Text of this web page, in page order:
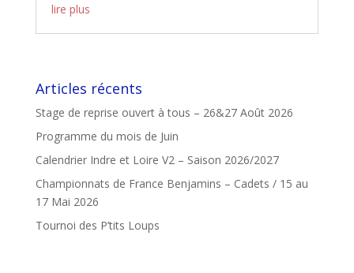
lire plus
Articles récents
Stage de reprise ouvert à tous – 26&27 Août 2026
Programme du mois de Juin
Calendrier Indre et Loire V2 – Saison 2026/2027
Championnats de France Benjamins – Cadets / 15 au
17 Mai 2026
Tournoi des P’tits Loups